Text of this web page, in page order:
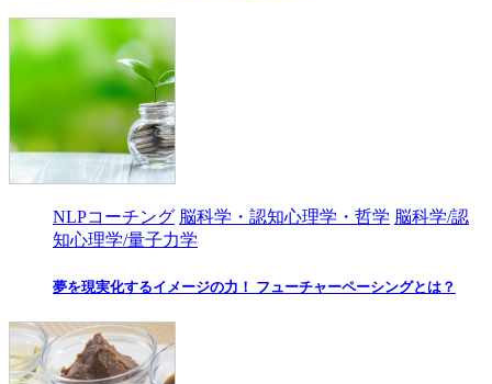
NLPコーチング 脳科学・認知心理学・哲学 脳科学/認
知心理学/量子力学
夢を現実化するイメージの力！ フューチャーペーシングとは？